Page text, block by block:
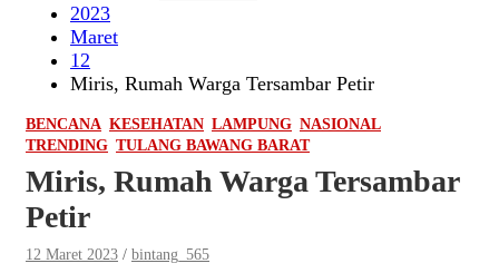
2023
Maret
12
Miris, Rumah Warga Tersambar Petir
BENCANA KESEHATAN LAMPUNG NASIONAL
TRENDING TULANG BAWANG BARAT
Miris, Rumah Warga Tersambar
Petir
12 Maret 2023 bintang_565